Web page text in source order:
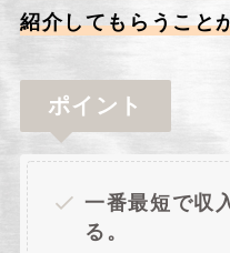
紹介してもらうこと
ポイント
一番最短で収
る。